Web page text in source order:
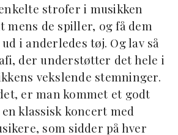
strofer i musikken
de spiller, og få dem
i anderledes tøj. Og lav så
der understøtter det hele i
vekslende stemninger.
er man kommet et godt
klassisk koncert med
som sidder på hver